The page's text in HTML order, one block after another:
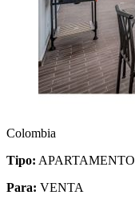
Colombia
Tipo: APARTAMENTO
Para: VENTA